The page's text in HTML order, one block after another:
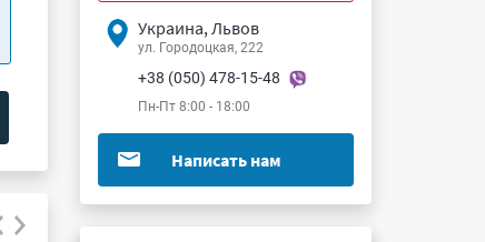
Украина, Львов
ул. Городоцкая, 222
+38 (050) 478-15-48
Пн-Пт 8:00 - 18:00
Написать нам